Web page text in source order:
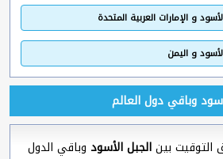
و الإمارات العربية المتحدة
و اليمن
وباقي دول العالم
التوقيت بينالجبل الأسود وباقي الدول